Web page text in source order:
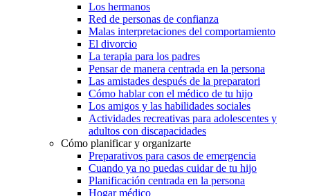
Los hermanos
Red de personas de confianza
Malas interpretaciones del comportamiento
El divorcio
La terapia para los padres
Pensar de manera centrada en la persona
Las amistades después de la preparatori
Cómo hablar con el médico de tu hijo
Los amigos y las habilidades sociales
Actividades recreativas para adolescentes y
adultos con discapacidades
Cómo planificar y organizarte
Preparativos para casos de emergencia
Cuando ya no puedas cuidar de tu hijo
Planificación centrada en la persona
Hogar médico